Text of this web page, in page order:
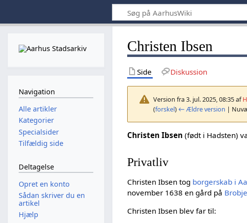
Christen Ibsen
Side Diskussion
Version fra 3. jul. 2025, 08:35 af
(forskel) ← Ældre version |
Christen Ibsen (født i Hadsten)
Privatliv
Christen Ibsen tog borgerskab i
november 1638 en gård på
Christen Ibsen blev far til:
Navigation
Alle artikler
Kategorier
Specialsider
Tilfældig side
Deltagelse
Opret en konto
Sådan skriver du en
artikel
Hjælp